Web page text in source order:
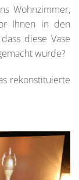
Wohnzimmer,
Ihnen in den
diese Vase
wurde?
rekonstituierte